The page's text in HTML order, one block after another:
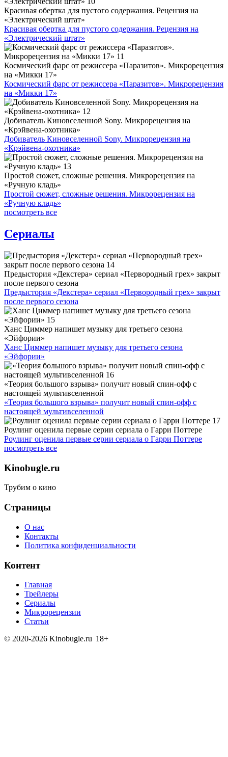
Красивая обертка для пустого содержания. Рецензия на
«Электрический штат»
Красивая обертка для пустого содержания. Рецензия на
«Электрический штат»
Космический фарс от режиссера «Паразитов». Микрорецензия
на «Микки 17»
Космический фарс от режиссера «Паразитов». Микрорецензия
на «Микки 17»
Добиватель Киновселенной Sony. Микрорецензия на
«Крэйвена-охотника»
Добиватель Киновселенной Sony. Микрорецензия на
«Крэйвена-охотника»
Простой сюжет, сложные решения. Микрорецензия на
«Ручную кладь»
Простой сюжет, сложные решения. Микрорецензия на
«Ручную кладь»
посмотреть все
Сериалы
Предыстория «Декстера» сериал «Первородный грех» закрыт
после первого сезона
Предыстория «Декстера» сериал «Первородный грех» закрыт
после первого сезона
Ханс Циммер напишет музыку для третьего сезона
«Эйфории»
Ханс Циммер напишет музыку для третьего сезона
«Эйфории»
«Теория большого взрыва» получит новый спин-офф с
настоящей мультивселенной
«Теория большого взрыва» получит новый спин-офф с
настоящей мультивселенной
Роулинг оценила первые серии сериала о Гарри Поттере
Роулинг оценила первые серии сериала о Гарри Поттере
посмотреть все
Kinobugle.ru
Трубим о кино
Страницы
О нас
Контакты
Политика конфиденциальности
Контент
Главная
Трейлеры
Сериалы
Микрорецензии
Статьи
© 2020-2026 Kinobugle.ru 18+